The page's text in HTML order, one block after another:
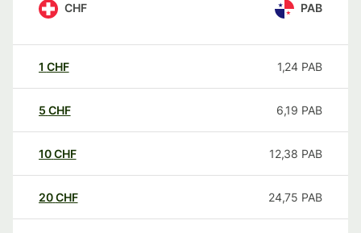
CHF PAB
1 CHF 1,24 PAB
5 CHF 6,19 PAB
10CHF 12,38 PAB
20CHF 24,75 PAB